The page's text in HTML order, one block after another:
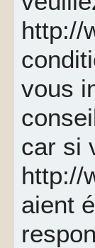
http://
vous
car si
http://
aient